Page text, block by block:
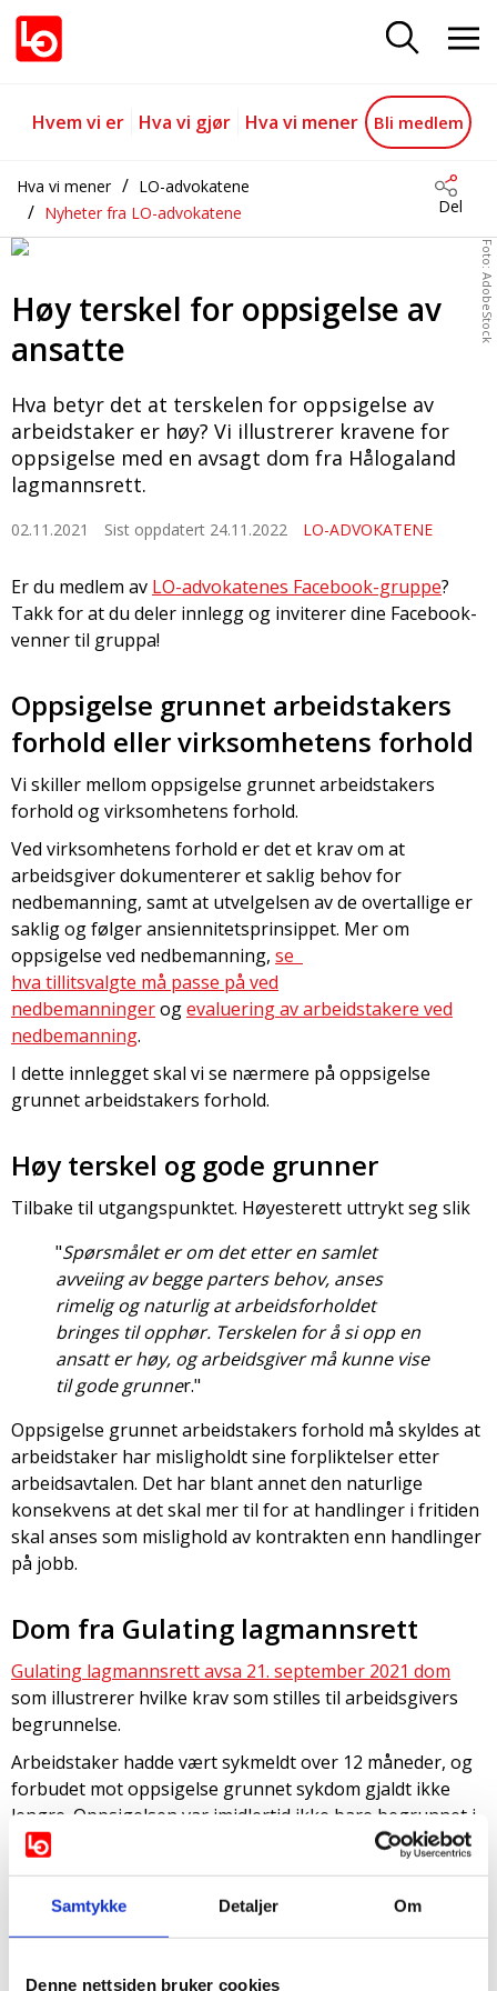
Samtykke Detaljer Om
Denne nettsiden bruker cookies
Terskelen for å si opp en ansatt
Gå til hovedinnhold
Gå til navigasjon
Hvem vi er Hva vi gjør Hva vi mener Bli medlem
Hva vi mener
LO-advokatene
Nyheter fra LO-advokatene
Del
Foto: AdobeStock
Høy terskel for oppsigelse av
ansatte
Hva betyr det at terskelen for oppsigelse av
arbeidstaker er høy? Vi illustrerer kravene for
oppsigelse med en avsagt dom fra Hålogaland
lagmannsrett.
02.11.2021 Sist oppdatert 24.11.2022 LO-ADVOKATENE
Er du medlem av LO-advokatenes Facebook-gruppe?
Takk for at du deler innlegg og inviterer dine Facebook-
venner til gruppa!
Oppsigelse grunnet arbeidstakers
forhold eller virksomhetens forhold
Vi skiller mellom oppsigelse grunnet arbeidstakers
forhold og virksomhetens forhold.
Ved virksomhetens forhold er det et krav om at
arbeidsgiver dokumenterer et saklig behov for
nedbemanning, samt at utvelgelsen av de overtallige er
saklig og følger ansiennitetsprinsippet. Mer om
oppsigelse ved nedbemanning, se
hva tillitsvalgte må passe på ved
nedbemanningerogevaluering av arbeidstakere ved
nedbemanning.
I dette innlegget skal vi se nærmere på oppsigelse
grunnet arbeidstakers forhold.
Høy terskel og gode grunner
Tilbake til utgangspunktet. Høyesterett uttrykt seg slik
"Spørsmålet er om det etter en samlet
avveiing av begge parters behov, anses
rimelig og naturlig at arbeidsforholdet
bringes til opphør. Terskelen for å si opp en
ansatt er høy, og arbeidsgiver må kunne vise
til gode grunner."
Oppsigelse grunnet arbeidstakers forhold må skyldes at
arbeidstaker har misligholdt sine forpliktelser etter
arbeidsavtalen. Det har blant annet den naturlige
konsekvens at det skal mer til for at handlinger i fritiden
skal anses som mislighold av kontrakten enn handlinger
på jobb.
Dom fra Gulating lagmannsrett
Gulating lagmannsrett avsa 21. september 2021 dom
som illustrerer hvilke krav som stilles til arbeidsgivers
begrunnelse.
Arbeidstaker hadde vært sykmeldt over 12 måneder, og
forbudet mot oppsigelse grunnet sykdom gjaldt ikke
lengre. Oppsigelsen var imidlertid ikke bare begrunnet i
arbeidstakers sykdom. I tillegg var den begrunnet i
telefonreglement og opptreden på sosiale medier.
Lagmannsretten kom til at det i denne konkrete saken